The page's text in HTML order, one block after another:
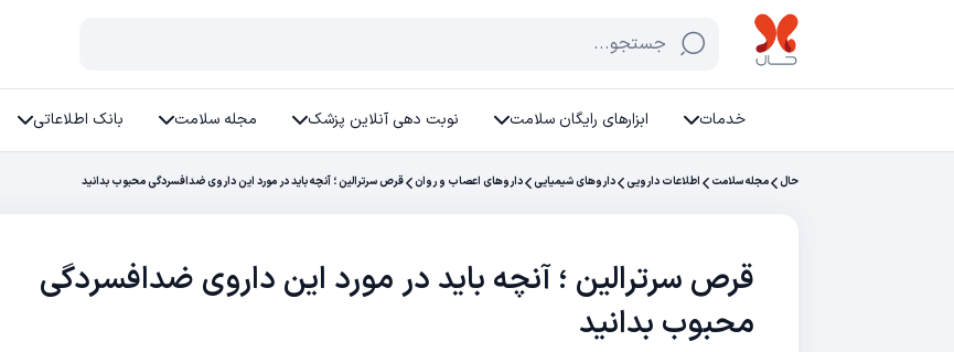
جستجو...
خدمات ابزارهای رایگان سلامت نوبت دهی آنلاین پزشک مجله سلامت بانک اطلاعاتی
حال مجله سلامت اطلاعات دارویی داروهای شیمیایی داروهای اعصاب و روان قرص سرترالین ؛ آنچه باید در مورد این داروی ضدافسردگی محبوب بدانید
قرص سرترالین ؛ آنچه باید در مورد این داروی ضدافسردگی
محبوب بدانید